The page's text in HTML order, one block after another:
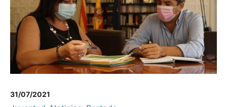
31/07/2021